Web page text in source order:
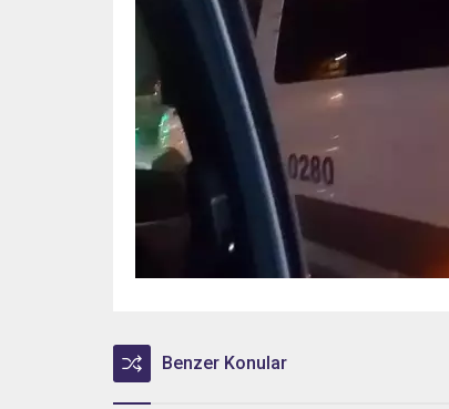
Benzer Konular